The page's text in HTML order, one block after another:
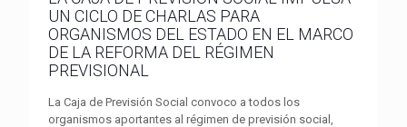
UN CICLO DE CHARLAS PARA
ORGANISMOS DEL ESTADO EN EL MARCO
DE LA REFORMA DEL RÉGIMEN
PREVISIONAL
La Caja de Previsión Social convoco a todos los
organismos aportantes al régimen de previsión social,